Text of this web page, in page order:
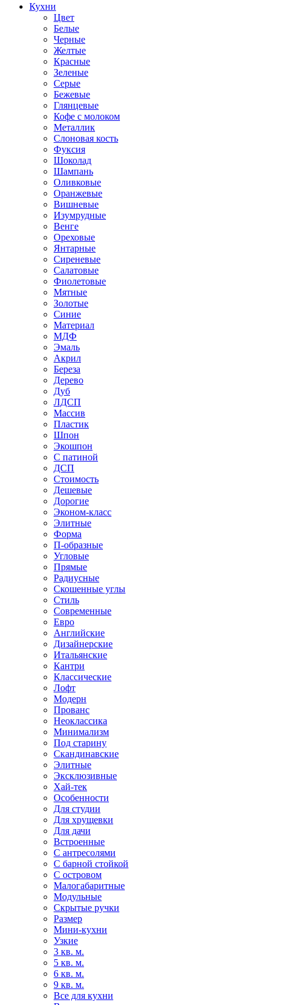
Кухни
Цвет
Белые
Черные
Желтые
Красные
Зеленые
Серые
Бежевые
Глянцевые
Кофе с молоком
Металлик
Слоновая кость
Фуксия
Шоколад
Шампань
Оливковые
Оранжевые
Вишневые
Изумрудные
Венге
Ореховые
Янтарные
Сиреневые
Салатовые
Фиолетовые
Мятные
Золотые
Синие
Материал
МДФ
Эмаль
Акрил
Береза
Дерево
Дуб
ЛДСП
Массив
Пластик
Шпон
Экошпон
С патиной
ДСП
Стоимость
Дешевые
Дорогие
Эконом-класс
Элитные
Форма
П-образные
Угловые
Прямые
Радиусные
Скошенные углы
Стиль
Современные
Евро
Английские
Дизайнерские
Итальянские
Кантри
Классические
Лофт
Модерн
Прованс
Неоклассика
Минимализм
Под старину
Скандинавские
Элитные
Эксклюзивные
Хай-тек
Особенности
Для студии
Для хрущевки
Для дачи
Встроенные
С антресолями
С барной стойкой
С островом
Малогабаритные
Модульные
Скрытые ручки
Размер
Мини-кухни
Узкие
3 кв. м.
5 кв. м.
6 кв. м.
9 кв. м.
Все для кухни